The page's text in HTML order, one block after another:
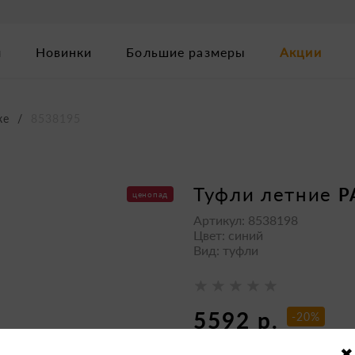
Новинки Большие размеры Акции
ценопад туфли летние
Артикул: 8538198
Цвет: синий
Вид: туфли
5592 р. -20%